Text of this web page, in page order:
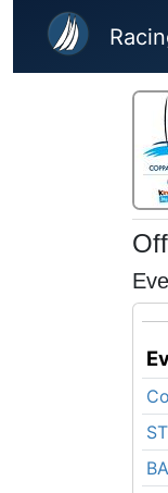
Skip to main content